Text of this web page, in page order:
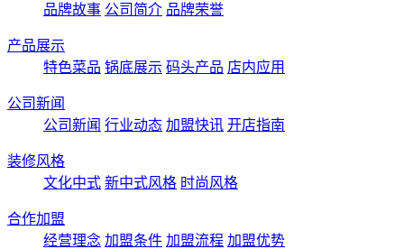
品牌故事 公司简介 品牌荣誉
产品展示
特色菜品 锅底展示 码头产品 店内应用
公司新闻
公司新闻 行业动态 加盟快讯 开店指南
装修风格
文化中式 新中式风格 时尚风格
合作加盟
经营理念 加盟条件 加盟流程 加盟优势